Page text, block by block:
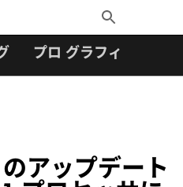
Toggle
Search
プロ グラフィックス
アップデート